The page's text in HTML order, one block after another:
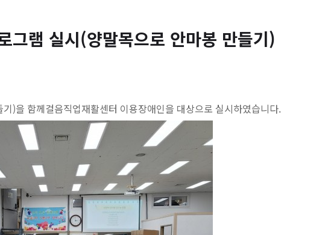
램 실시(양말목으로 안마봉 만들기)
)을 함께걸음직업재활센터 이용장애인을 대상으로 실시하였습니다.